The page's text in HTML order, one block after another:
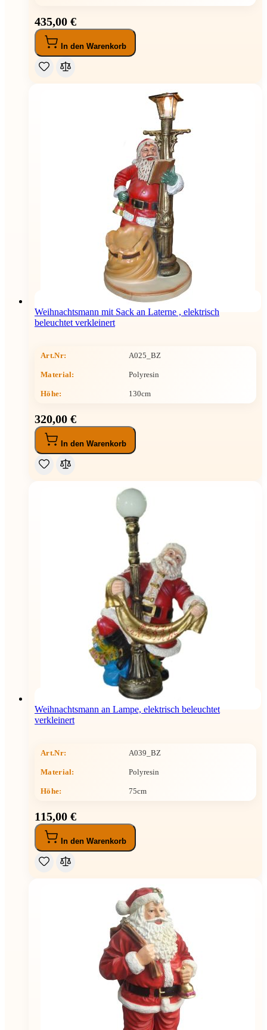
435,00 €
In den Warenkorb
Weihnachtsmann mit Sack an Laterne , elektrisch
beleuchtet verkleinert
Art.Nr: A025_BZ
Material: Polyresin
Höhe: 130cm
320,00 €
In den Warenkorb
Weihnachtsmann an Lampe, elektrisch beleuchtet
verkleinert
Art.Nr: A039_BZ
Material: Polyresin
Höhe: 75cm
115,00 €
In den Warenkorb